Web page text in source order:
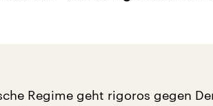
Regime geht rigoros gegen